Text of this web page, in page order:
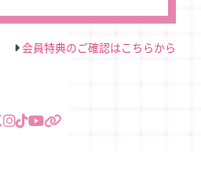
会員特典のご確認はこちらから